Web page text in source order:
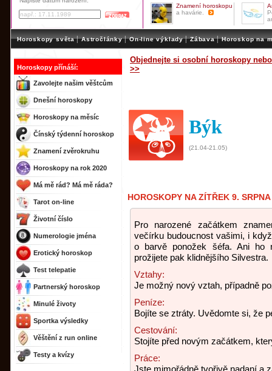
Znamení horoskopu
a havárie.
Horoskopy světa | Astročlánky | On-line výklady | Zábava | Horoskop na
Horoskopy přínáší:
Zavolejte našim věštcům
Dnešní horoskopy
Horoskopy na měsíc
Čínský týdenní horoskop
Znamení zvěrokruhu
Horoskopy na rok 2020
Má mě rád? Má mě ráda?
Tarot on-line
Životní číslo
Numerologie jména
Erotický horoskop
Test telepatie
Partnerský horoskop
Minulé životy
Sportka výsledky
Věštění z run online
Testy a kvízy
Objednejte si osobní horoskopy
>>
Býk
(21.04-21.05)
HOROSKOPY NA ZÍTŘEK 9.
Pro narozené začátkem
večírku budoucnost vašimi, i
o barvě ponožek šéfa. Ani ho
prožijete pak klidnějšího Silvestra.
Vztahy:
Je možný nový vztah, případně
Peníze:
Bojíte se ztráty. Uvědomte si, že
Cestování:
Stojíte před novým začátkem,
Práce:
Jste mimořádně tvořivě nadaní a